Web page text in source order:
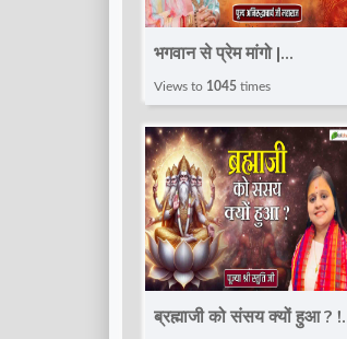
भगवान से प्रेम मांगो |
Pravachan ! Pujya
Aniruddhacharya Ji
Maharaj
Views to 1045 times
ब्रह्माजी को संसय क्यों हुआ ? !